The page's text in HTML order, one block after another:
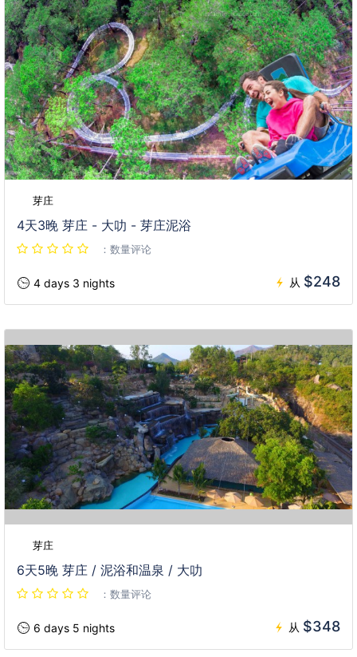
芽庄
4天3晚 芽庄 - 大叻 - 芽庄泥浴
：数量评论
4 days 3 nights 从 $248
芽庄
6天5晚 芽庄 / 泥浴和温泉 / 大叻
：数量评论
6 days 5 nights 从 $348